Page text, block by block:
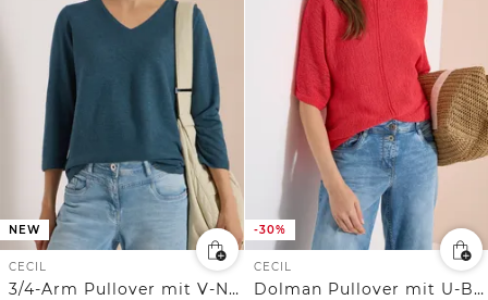
NEW
CECIL
3/4-Arm Pullover mit V-Neck und Strukturfront
-30%
CECIL
Dolman Pullover mit U-Boot-Ausschnitt